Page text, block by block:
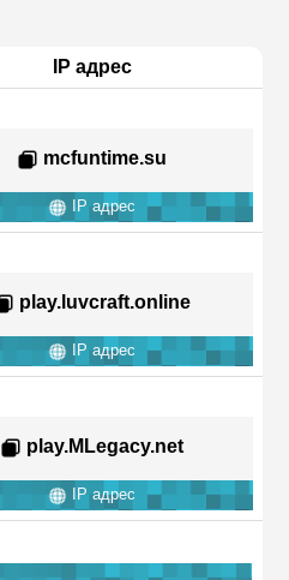
IP адрес
mcfuntime.su
IP адрес
play.luvcraft.online
IP адрес
play.MLegacy.net
IP адрес